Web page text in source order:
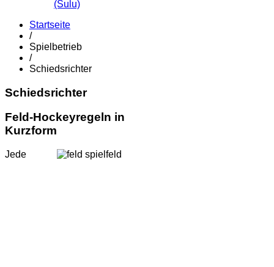
(Sulu)
Startseite
/
Spielbetrieb
/
Schiedsrichter
Schiedsrichter
Feld-Hockeyregeln in
Kurzform
Jede